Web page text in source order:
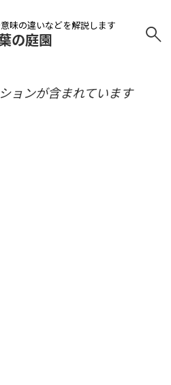
味の違いなどを解説します
の庭園
ョンが含まれています